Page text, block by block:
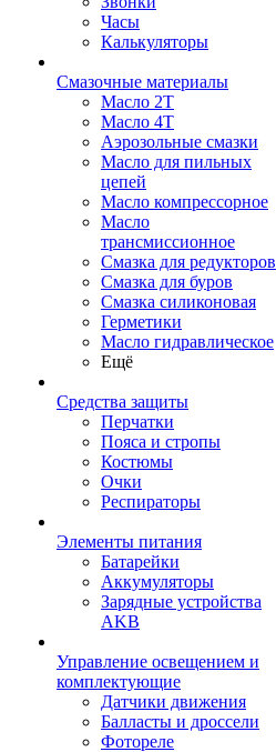
Часы
Калькуляторы
Смазочные материалы
Масло 2Т
Масло 4Т
Аэрозольные смазки
Масло для пильных
цепей
Масло компрессорное
Масло
трансмиссионное
Смазка для редукторов
Смазка для буров
Смазка силиконовая
Герметики
Масло гидравлическое
Ещё
Средства защиты
Перчатки
Пояса и стропы
Костюмы
Очки
Респираторы
Элементы питания
Батарейки
Аккумуляторы
Зарядные устройства
AKB
Управление освещением и
комплектующие
Датчики движения
Балласты и дроссели
Фотореле